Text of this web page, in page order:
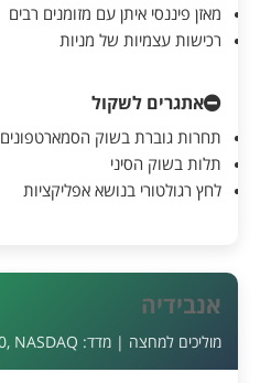
מאזן פיננסי איתן עם מזומנים רבים
רכישות עצמיות של מניות
אתגרים לשקול
תחרות גוברת בשוק הסמארטפונים
תלות בשוק הסיני
לחץ רגולטורי בנושא אפליקציות
אנבידיה
מוליכים למחצה | מדד: S&P 500, NASDAQ